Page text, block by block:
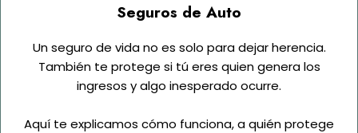
Seguros de Auto
Un seguro de vida no es solo para dejar herencia.
También te protege si tú eres quien genera los
ingresos y algo inesperado ocurre.
Aquí te explicamos cómo funciona, a quién protege